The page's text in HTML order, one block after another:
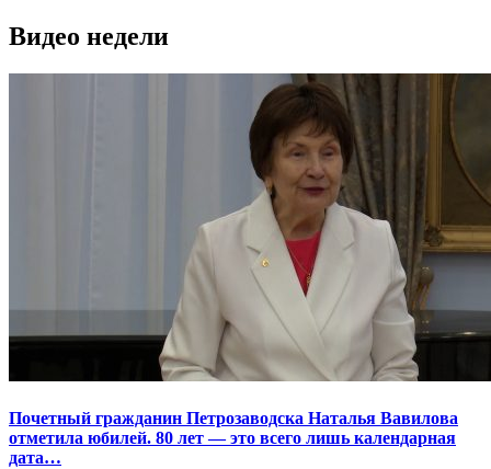
Видео недели
Почетный гражданин Петрозаводска Наталья Вавилова
отметила юбилей. 80 лет — это всего лишь календарная
дата…